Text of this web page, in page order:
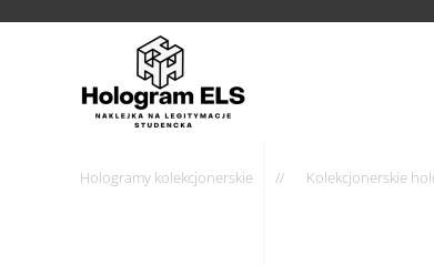
Hologramy kolekcjonerskie Kolekcjonerskie